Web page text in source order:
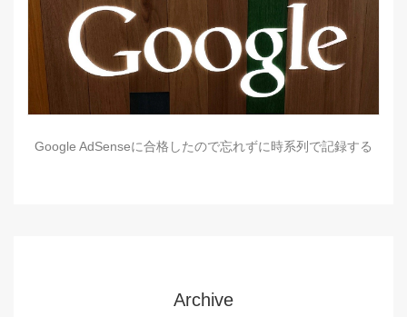
Google AdSenseに合格したので忘れずに時系列で記録する
Archive